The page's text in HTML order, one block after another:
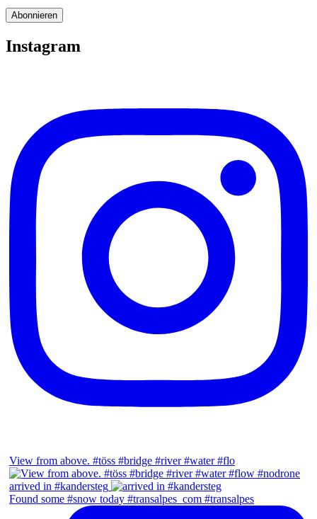
Abonnieren
Instagram
View from above. #töss #bridge #river #water #flo
arrived in #kandersteg
Found some #snow today #transalpes_com #transalpes